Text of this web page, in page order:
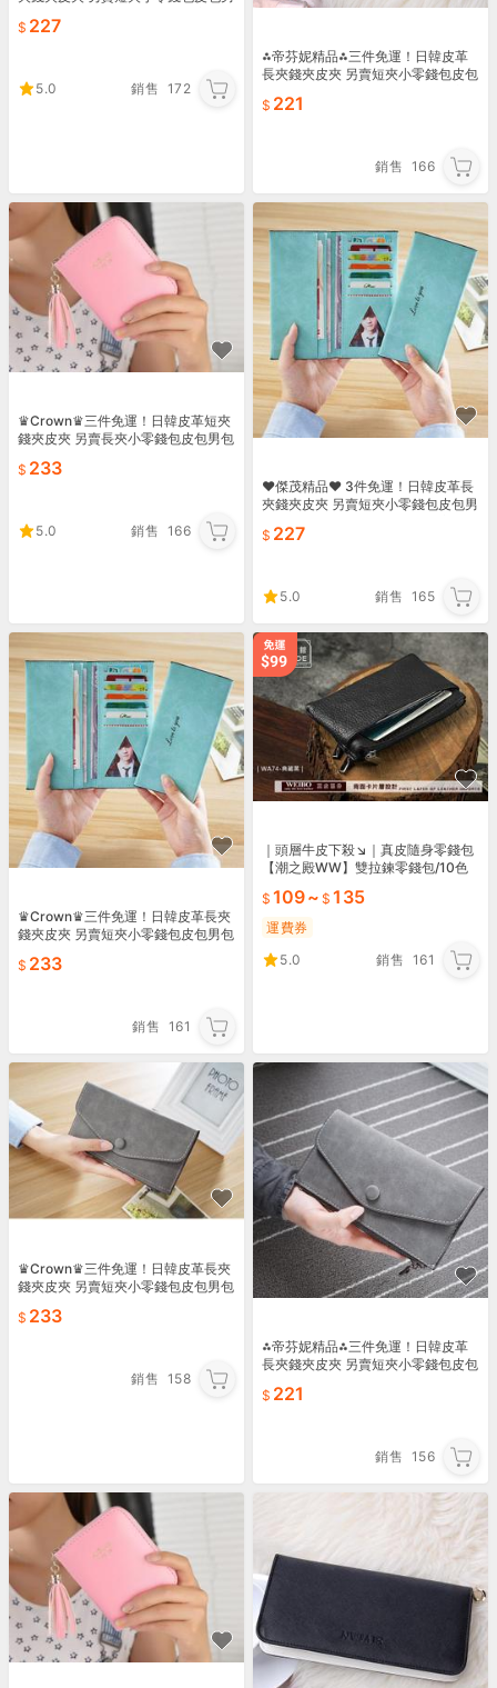
背包雙肩包書包58
227
5.0 銷售 172
⁂帝芬妮精品⁂三件免運！日韓皮革
長夾錢夾皮夾 另賣短夾小零錢包皮包
後背包雙肩包書包57
221
銷售 166
♛Crown♛三件免運！日韓皮革短夾
錢夾皮夾 另賣長夾小零錢包皮包男包
包雙肩包書包61
233
5.0 銷售 166
♥傑茂精品♥ 3件免運！日韓皮革長
夾錢夾皮夾 另賣短夾小零錢包皮包男
背包雙肩包書包54
227
5.0 銷售 165
♛Crown♛三件免運！日韓皮革長夾
錢夾皮夾 另賣短夾小零錢包皮包男包
包雙肩包書包54
233
銷售 161
｜頭層牛皮下殺↘｜真皮隨身零錢包
【潮之殿WW】雙拉鍊零錢包/10色
109~ 135
運費券
5.0
銷售 161
♛Crown♛三件免運！日韓皮革長夾
錢夾皮夾 另賣短夾小零錢包皮包男包
包雙肩包書包58
233
銷售 158
⁂帝芬妮精品⁂三件免運！日韓皮革
長夾錢夾皮夾 另賣短夾小零錢包皮包
後背包雙肩包書包58
221
銷售 156